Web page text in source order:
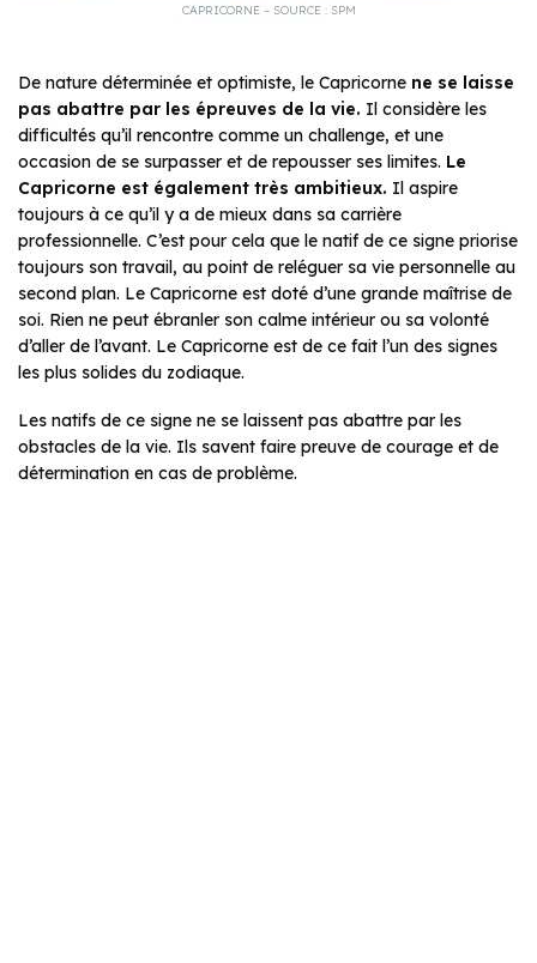
CAPRICORNE – SOURCE : SPM
De nature déterminée et optimiste, le Capricorne ne se laisse
pas abattre par les épreuves de la vie. Il considère les
difficultés qu’il rencontre comme un challenge, et une
occasion de se surpasser et de repousser ses limites. Le
Capricorne est également très ambitieux. Il aspire
toujours à ce qu’il y a de mieux dans sa carrière
professionnelle. C’est pour cela que le natif de ce signe priorise
toujours son travail, au point de reléguer sa vie personnelle au
second plan. Le Capricorne est doté d’une grande maîtrise de
soi. Rien ne peut ébranler son calme intérieur ou sa volonté
d’aller de l’avant. Le Capricorne est de ce fait l’un des signes
les plus solides du zodiaque.
Les natifs de ce signe ne se laissent pas abattre par les
obstacles de la vie. Ils savent faire preuve de courage et de
détermination en cas de problème.